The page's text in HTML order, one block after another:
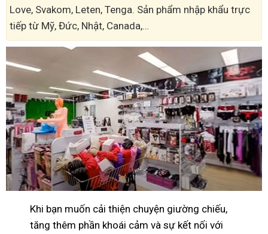
Love, Svakom, Leten, Tenga. Sản phẩm nhập khẩu trực
tiếp từ Mỹ, Đức, Nhật, Canada,…
Khi bạn muốn cải thiện chuyện giường chiếu,
tăng thêm phần khoái cảm và sự kết nối với